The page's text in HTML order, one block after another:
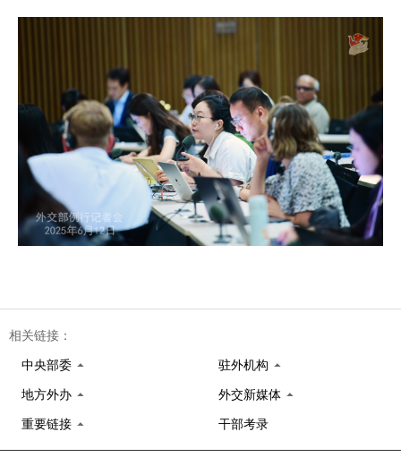
相关链接：
中央部委 驻外机构
地方外办 外交新媒体
重要链接 干部考录